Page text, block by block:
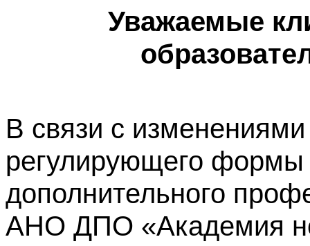
Уважаемые
В связи с изменениями
регулирующего формы
дополнительного
АНО ДПО «Академия